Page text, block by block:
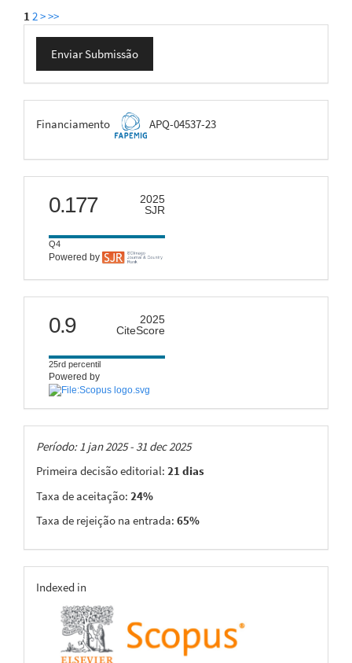
1 2>>>
Enviar
Submissão
Enviar Submissão
FAPEMIG
Financiamento APQ-04537-23
scimago
0.177
2025
SJR
Q4
Powered by
citescore
0.9
2025
CiteScore
25rd percentil
Powered by
Taxas
Período: 1 jan 2025 - 31 dec 2025
Primeira decisão editorial: 21 dias
Taxa de aceitação: 24%
Taxa de rejeição na entrada: 65%
indexing
Indexed in